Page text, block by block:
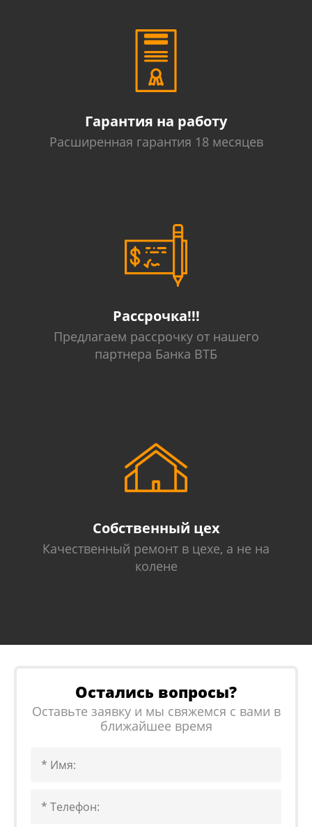
Гарантия на работу
Расширенная гарантия 18 месяцев
Рассрочка!!!
Предлагаем рассрочку от нашего
партнера Банка ВТБ
Собственный цех
Качественный ремонт в цехе, а не на
колене
Остались вопросы?
Оставьте заявку и мы свяжемся с вами в
ближайшее время